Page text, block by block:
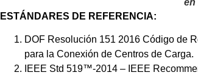
en
ESTÁNDAR ES DE REFERENCIA:
DOF Resolución 151 2016 Código de
para la Conexión de Centros de Carga.
IEEE Std 519™-2014 – IEEE